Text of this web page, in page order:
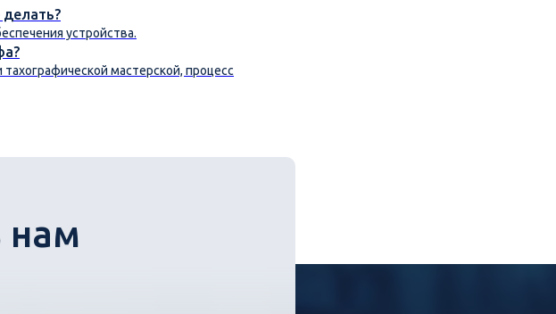
устройства.
мастерской, процесс
нам